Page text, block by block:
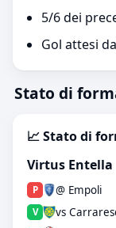
5/6 dei
Gol attesi
Stato di
📈 Stato di
Virtus Entella
P @ Empoli
V vs